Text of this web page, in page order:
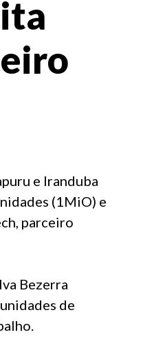
e Iranduba
(1MiO) e
parceiro
Bezerra
de